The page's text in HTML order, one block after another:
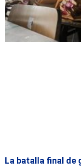
La batalla final de